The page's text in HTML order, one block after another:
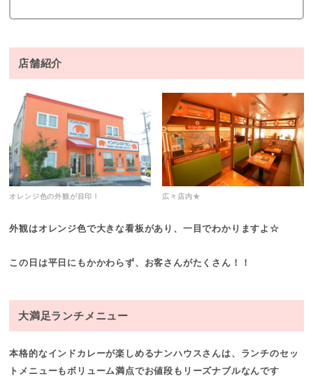
店舗紹介
オレンジ色の外観が目印！ 広々店内★
外観はオレンジ色で大きな看板があり、一目でわかりますよ☆
この日は平日にもかかわらず、お客さんがたくさん！！
大満足ランチメニュー
本格的なインドカレーが楽しめるナンハウスさんは、ランチのセッ
トメニューもボリューム満点でお値段もリーズナブルなんです